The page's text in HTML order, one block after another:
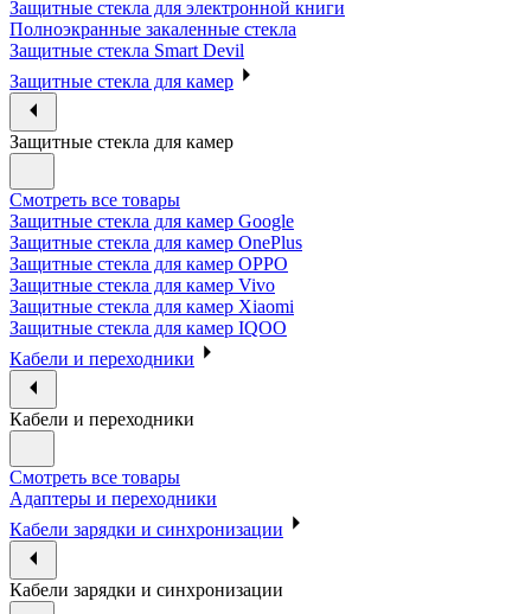
Защитные стекла для электронной книги
Полноэкранные закаленные стекла
Защитные стекла Smart Devil
Защитные стекла для камер
Защитные стекла для камер
Смотреть все товары
Защитные стекла для камер Google
Защитные стекла для камер OnePlus
Защитные стекла для камер OPPO
Защитные стекла для камер Vivo
Защитные стекла для камер Xiaomi
Защитные стекла для камер IQOO
Кабели и переходники
Кабели и переходники
Смотреть все товары
Адаптеры и переходники
Кабели зарядки и синхронизации
Кабели зарядки и синхронизации